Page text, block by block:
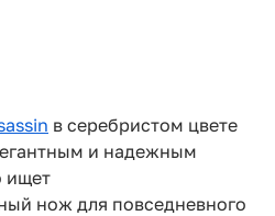
в серебристом цвете
и надежным
ищет
нож для повседневного